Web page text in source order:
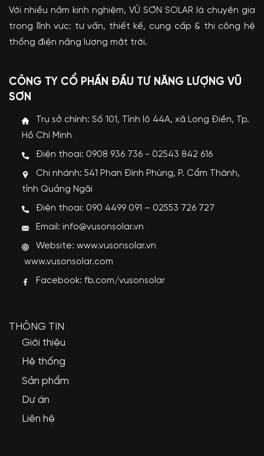
Với nhiều năm kinh nghiệm, VŨ SƠN SOLAR là chuyên gia
trong lĩnh vực: tư vấn, thiết kế, cung cấp & thi công hệ
thống điện năng lượng mặt trời.
CÔNG TY CỔ PHẦN ĐẦU TƯ NĂNG LƯỢNG VŨ
SƠN
Trụ sở chính: Số 101, Tỉnh lộ 44A, xã Long Điền, Tp.
Hồ Chí Minh
Điện thoại: 0908 936 736 - 02543 842 616
Chi nhánh: 541 Phan Đình Phùng, P. Cẩm Thành,
tỉnh Quảng Ngãi
Điện thoại: 090 4499 091 – 02553 726 727
Email: info@vusonsolar.vn
Website:www.vusonsolar.vn
www.vusonsolar.com
Facebook: fb.com/vusonsolar
THÔNG TIN
Giới thiệu
Hệ thống
Sản phẩm
Dự án
Liên hệ